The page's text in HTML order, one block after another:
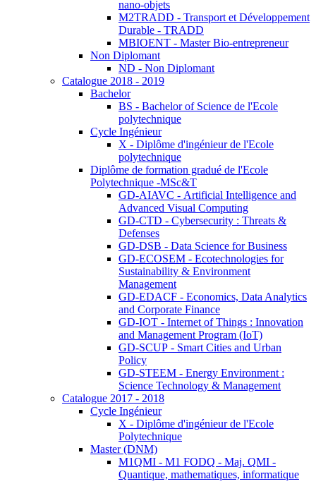
nano-objets
M2TRADD - Transport et Développement
Durable - TRADD
MBIOENT - Master Bio-entrepreneur
Non Diplomant
ND - Non Diplomant
Catalogue 2018 - 2019
Bachelor
BS - Bachelor of Science de l'Ecole
polytechnique
Cycle Ingénieur
X - Diplôme d'ingénieur de l'Ecole
polytechnique
Diplôme de formation gradué de l'Ecole
Polytechnique -MSc&T
GD-AIAVC - Artificial Intelligence and
Advanced Visual Computing
GD-CTD - Cybersecurity : Threats &
Defenses
GD-DSB - Data Science for Business
GD-ECOSEM - Ecotechnologies for
Sustainability & Environment
Management
GD-EDACF - Economics, Data Analytics
and Corporate Finance
GD-IOT - Internet of Things : Innovation
and Management Program (IoT)
GD-SCUP - Smart Cities and Urban
Policy
GD-STEEM - Energy Environment :
Science Technology & Management
Catalogue 2017 - 2018
Cycle Ingénieur
X - Diplôme d'ingénieur de l'Ecole
Polytechnique
Master (DNM)
M1QMI - M1 FODQ - Maj. QMI -
Quantique, mathematiques, informatique